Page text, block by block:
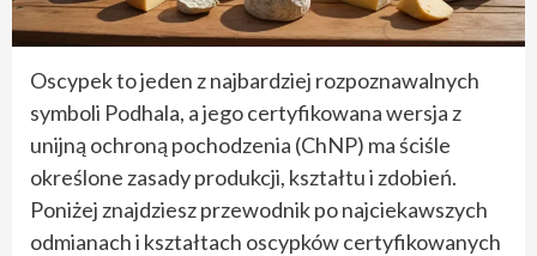
Oscypek to jeden z najbardziej rozpoznawalnych
symboli Podhala, a jego certyfikowana wersja z
unijną ochroną pochodzenia (ChNP) ma ściśle
określone zasady produkcji, kształtu i zdobień.
Poniżej znajdziesz przewodnik po najciekawszych
odmianach i kształtach oscypków certyfikowanych